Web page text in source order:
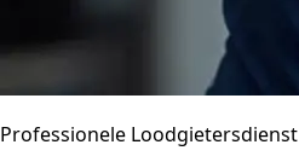
Professionele Loodgietersdienst